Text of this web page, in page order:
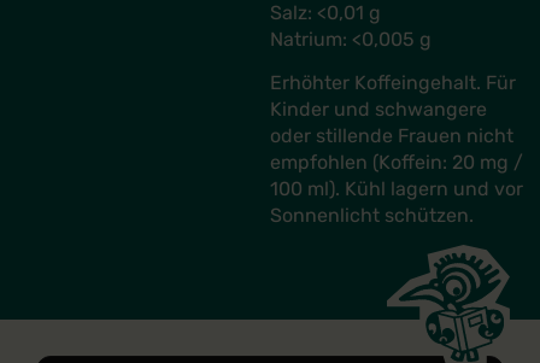
Salz: <0,01 g
Natrium: <0,005 g
Erhöhter Koffeingehalt. Für
Kinder und schwangere
oder stillende Frauen nicht
empfohlen (Koffein: 20 mg /
100 ml). Kühl lagern und vor
Sonnenlicht schützen.